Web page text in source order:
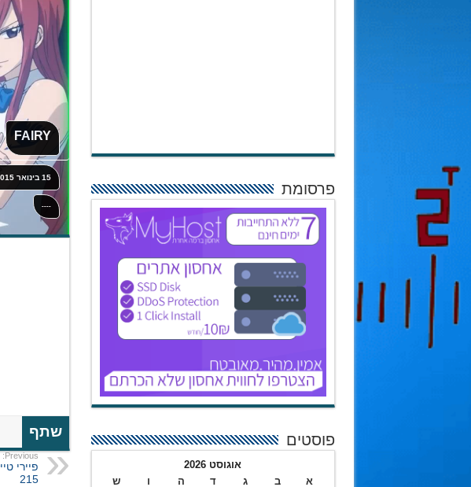
FAIRY
15 בינואר 2015
----
שתף
Previous:
215
פרסומת
פוסטים
אוגוסט 2026
א
ב ג ד ה ו
ש